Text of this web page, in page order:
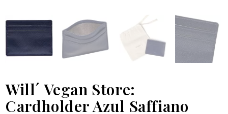
Will´ Vegan Store:
Cardholder Azul Saffiano